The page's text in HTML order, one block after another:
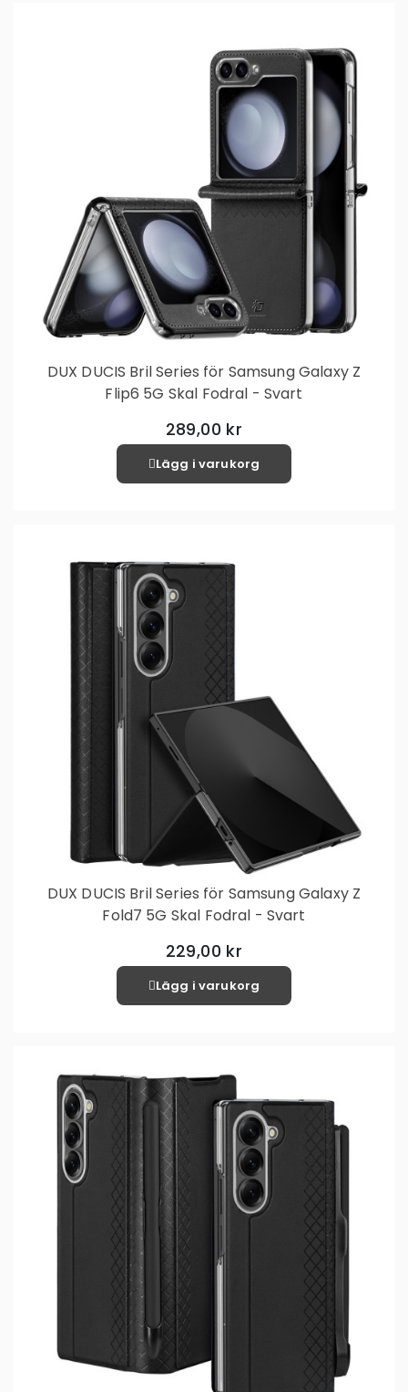
DUX DUCIS Bril Series för Samsung Galaxy Z
Flip6 5G Skal Fodral - Svart
289,00 kr
Lägg i varukorg
DUX DUCIS Bril Series för Samsung Galaxy Z
Fold7 5G Skal Fodral - Svart
229,00 kr
Lägg i varukorg